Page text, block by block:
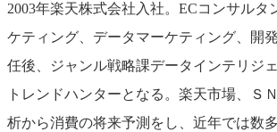
2003年楽天株式会社入社。ECコンサルタ
ケティング、データマーケティング、開
任後、ジャンル戦略課データインテリジ
トレンドハンターとなる。楽天市場、Ｓ
析から消費の将来予測をし、近年では数